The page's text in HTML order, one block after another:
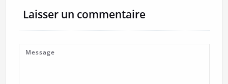
Laisser un commentaire